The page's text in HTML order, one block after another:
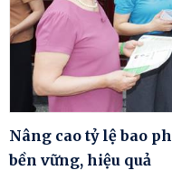
Nâng cao tỷ lệ bao
bền vững, hiệu quả